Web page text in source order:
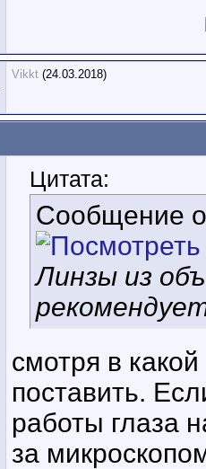
Vikkt (24.03.2018)
Цитата:
Сообщение
Линзы из
смотря в
поставить.
работы глаза
за